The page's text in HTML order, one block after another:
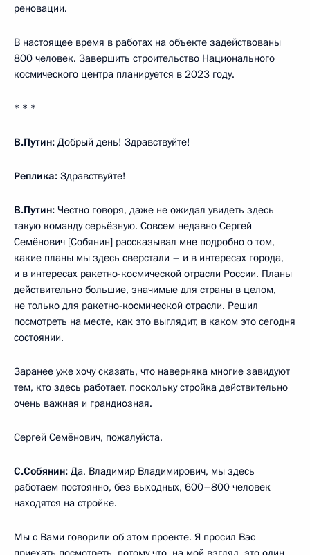
реновации.
В настоящее время в работах на объекте задействованы
800 человек. Завершить строительство Национального
космического центра планируется в 2023 году.
* * *
В.Путин: Добрый день! Здравствуйте!
Реплика: Здравствуйте!
В.Путин: Честно говоря, даже не ожидал увидеть здесь
такую команду серьёзную. Совсем недавно Сергей
Семёнович [Собянин] рассказывал мне подробно о том,
какие планы мы здесь сверстали – и в интересах города,
и в интересах ракетно-космической отрасли России. Планы
действительно большие, значимые для страны в целом,
не только для ракетно-космической отрасли. Решил
посмотреть на месте, как это выглядит, в каком это сегодня
состоянии.
Заранее уже хочу сказать, что наверняка многие завидуют
тем, кто здесь работает, поскольку стройка действительно
очень важная и грандиозная.
Сергей Семёнович, пожалуйста.
С.Собянин: Да, Владимир Владимирович, мы здесь
работаем постоянно, без выходных, 600–800 человек
находятся на стройке.
Мы с Вами говорили об этом проекте. Я просил Вас